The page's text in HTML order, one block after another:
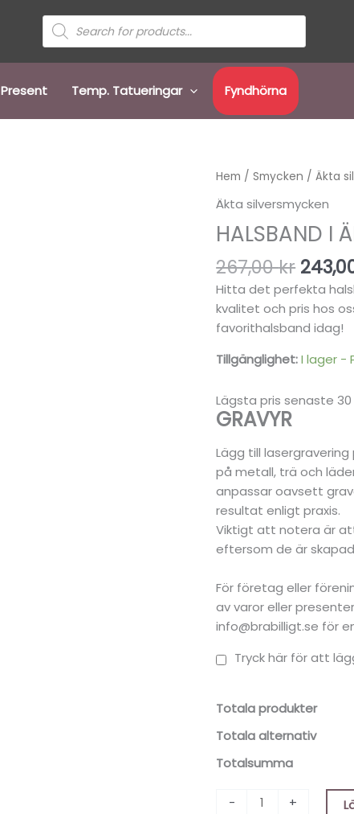
Sök
efter
produkter
Present Temp. Tatueringar Fyndhörna
Hem /Smycken /Äkta
Äkta silversmycken
HALSBAND I
267,00kr
Det
priset
var:
267,00
Hitta det perfekta
kvalitet och pris hos
favorithalsband idag!
Tillgänglighet:I lager -
Lägsta pris senaste
GRAVYR
Lägg till
på metall, trä och
anpassar oavsett
resultat enligt praxis.
Viktigt att notera är
eftersom de är
För företag eller
av varor eller
info@brabilligt.se för
Tryck här för att
Totala produkter
Totala alternativ
Totalsumma
-
Halsband
silver,
med
smiley
mängd
+